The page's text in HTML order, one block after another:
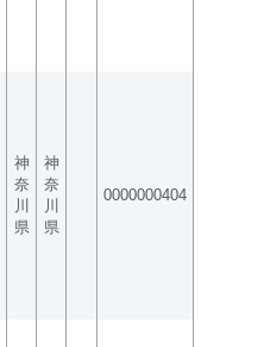
神
奈
川
県
神
奈
川
県
0000000404